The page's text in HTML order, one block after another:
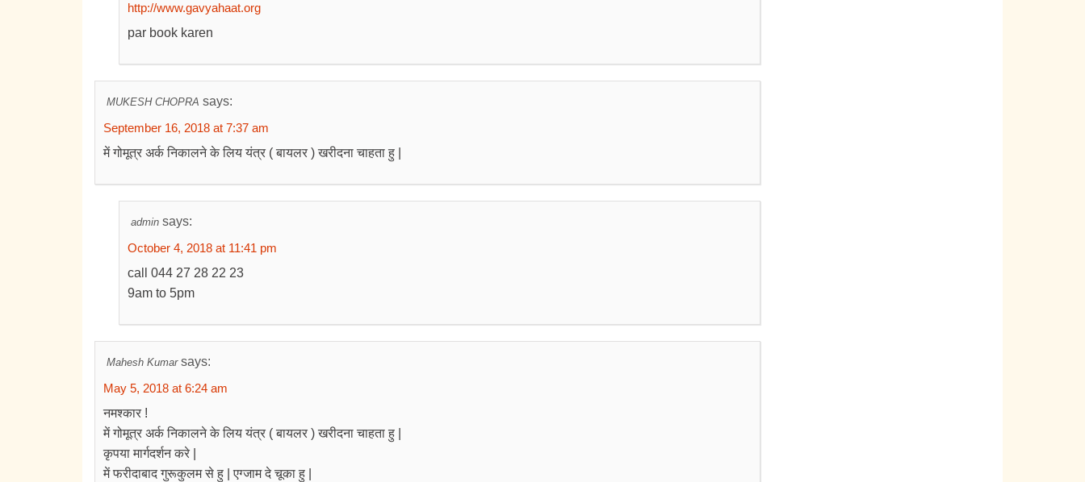
http://www.gavyahaat.org
par book karen
MUKESH CHOPRA says:
September 16, 2018 at 7:37 am
में गोमूत्र अर्क निकालने के लिय यंत्र ( बायलर ) खरीदना चाहता हु |
admin says:
October 4, 2018 at 11:41 pm
call 044 27 28 22 23
9am to 5pm
Mahesh Kumar says:
May 5, 2018 at 6:24 am
नमश्कार !
में गोमूत्र अर्क निकालने के लिय यंत्र ( बायलर ) खरीदना चाहता हु |
कृपया मार्गदर्शन करे |
में फरीदाबाद गुरूकुलम से हु | एग्जाम दे चूका हु |